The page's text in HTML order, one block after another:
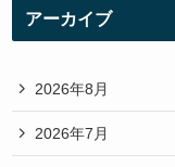
アーカイブ
2026年8月
2026年7月